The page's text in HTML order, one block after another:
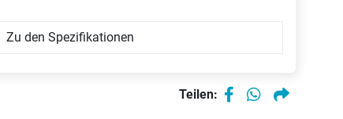
Zu den Spezifikationen
Teilen: